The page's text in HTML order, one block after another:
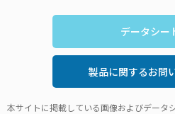
データシー
製品に関するお問
本サイトに掲載している画像およびデータ